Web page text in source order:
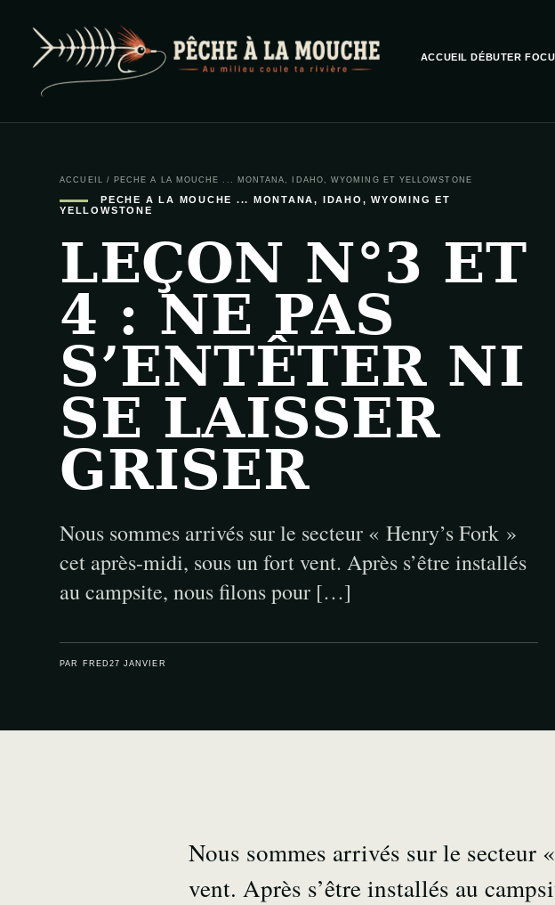
PECHE A LA MOUCHE
ACCUEIL DÉBUTER
ACCUEIL / PECHE A LA MOUCHE ... MONTANA, IDAHO, WYOMING ET YELLOWSTONE
PECHE A LA MOUCHE ... MONTANA, IDAHO, WYOMING ET
YELLOWSTONE
LEÇON N°3 ET
4 : NE PAS
S’ENTÊTER NI
SE LAISSER
GRISER
Nous sommes arrivés sur le secteur « Henry’s Fork »
cet après-midi, sous un fort vent. Après s’être installés
au campsite, nous filons pour […]
PAR FRED 27 JANVIER
Nous sommes arrivés sur le
vent. Après s’être installés au